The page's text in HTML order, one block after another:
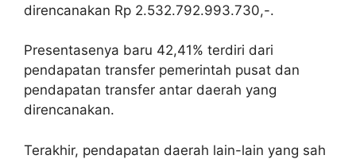
direncanakan Rp 2.532.792.993.730,-.
Presentasenya baru 42,41% terdiri dari
pendapatan transfer pemerintah pusat dan
pendapatan transfer antar daerah yang
direncanakan.
Terakhir, pendapatan daerah lain-lain yang sah